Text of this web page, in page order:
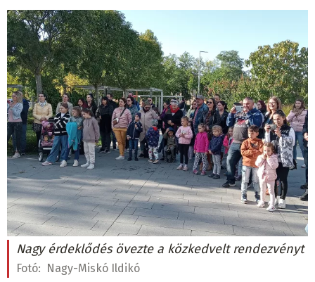
Nagy érdeklődés övezte a közkedvelt rendezvényt
Fotó: Nagy-Miskó Ildikó